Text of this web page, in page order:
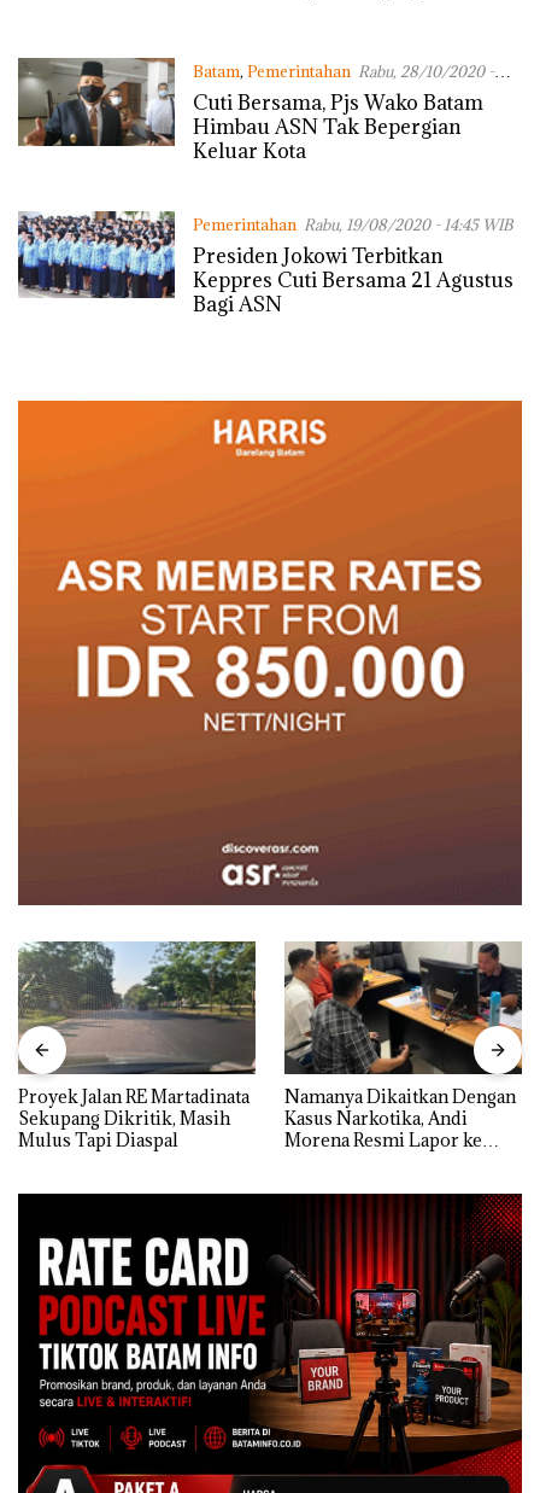
Batam, Pemerintahan Rabu, 28/10/2020 -
12:44 WIB
Cuti Bersama, Pjs Wako Batam
Himbau ASN Tak Bepergian
Keluar Kota
Pemerintahan Rabu, 19/08/2020 - 14:45 WIB
Presiden Jokowi Terbitkan
Keppres Cuti Bersama 21 Agustus
Bagi ASN
Proyek Jalan RE Martadinata
Sekupang Dikritik, Masih
Mulus Tapi Diaspal
Namanya Dikaitkan Dengan
Kasus Narkotika, Andi
Morena Resmi Lapor ke